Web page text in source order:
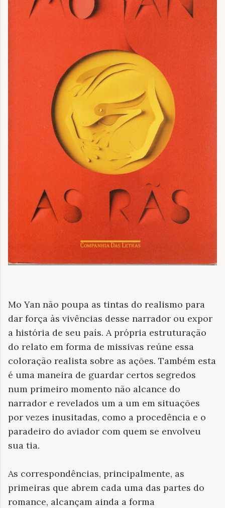
Mo Yan não poupa as tintas do realismo para
dar força às vivências desse narrador ou expor
a história de seu país. A própria estruturação
do relato em forma de missivas reúne essa
coloração realista sobre as ações. Também esta
é uma maneira de guardar certos segredos
num primeiro momento não alcance do
narrador e revelados um a um em situações
por vezes inusitadas, como a procedência e o
paradeiro do aviador com quem se envolveu
sua tia.
As correspondências, principalmente, as
primeiras que abrem cada uma das partes do
romance, alcançam ainda a forma